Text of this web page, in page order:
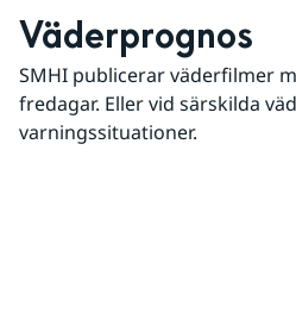
Väderprognos
SMHI publicerar väderfilmer
fredagar. Eller vid särskilda
varningssituationer.